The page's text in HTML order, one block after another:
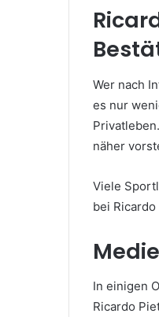
Wer nach
es nur
näher
Viele
bei
In einigen
Ricardo